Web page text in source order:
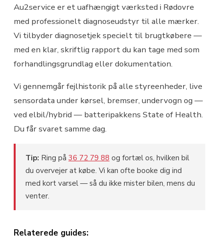
Au2service er et uafhængigt værksted i Rødovre
med professionelt diagnoseudstyr til alle mærker.
Vi tilbyder diagnosetjek specielt til brugtkøbere —
med en klar, skriftlig rapport du kan tage med som
forhandlingsgrundlag eller dokumentation.
Vi gennemgår fejlhistorik på alle styreenheder, live
sensordata under kørsel, bremser, undervogn og —
ved elbil/hybrid — batteripakkens State of Health.
Du får svaret samme dag.
Tip: Ring på 36 72 79 88 og fortæl os, hvilken bil
du overvejer at købe. Vi kan ofte booke dig ind
med kort varsel — så du ikke mister bilen, mens du
venter.
Relaterede guides: